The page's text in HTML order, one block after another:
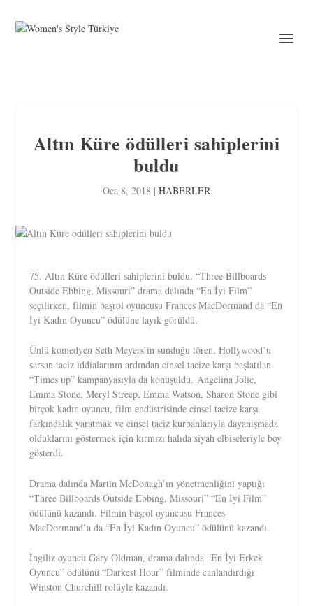
Altın Küre ödülleri sahiplerini
buldu
Oca 8, 2018 | HABERLER
75. Altın Küre ödülleri sahiplerini buldu. “Three Billboards
Outside Ebbing, Missouri” drama dalında “En İyi Film”
seçilirken, filmin başrol oyuncusu Frances MacDormand da “En
İyi Kadın Oyuncu” ödülüne layık görüldü.
Ünlü komedyen Seth Meyers’in sunduğu tören, Hollywood’u
sarsan taciz iddialarının ardından cinsel tacize karşı başlatılan
“Times up” kampanyasıyla da konuşuldu. Angelina Jolie,
Emma Stone, Meryl Streep, Emma Watson, Sharon Stone gibi
birçok kadın oyuncu, film endüstrisinde cinsel tacize karşı
farkındalık yaratmak ve cinsel taciz kurbanlarıyla dayanışmada
olduklarını göstermek için kırmızı halıda siyah elbiseleriyle boy
gösterdi.
Drama dalında Martin McDonagh’ın yönetmenliğini yaptığı
“Three Billboards Outside Ebbing, Missouri” “En İyi Film”
ödülünü kazandı. Filmin başrol oyuncusu Frances
MacDormand’a da “En İyi Kadın Oyuncu” ödülünü kazandı.
İngiliz oyuncu Gary Oldman, drama dalında “En İyi Erkek
Oyuncu” ödülünü “Darkest Hour” filminde canlandırdığı
Winston Churchill rolüyle kazandı.